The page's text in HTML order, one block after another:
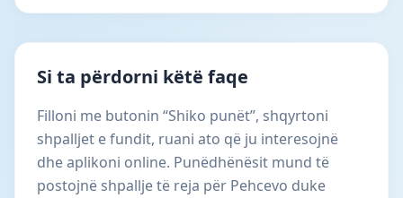
Si ta përdorni këtë faqe
Filloni me butonin “Shiko punët”, shqyrtoni
shpalljet e fundit, ruani ato që ju interesojnë
dhe aplikoni online. Punëdhënësit mund të
postojnë shpallje të reja për Pehcevo duke